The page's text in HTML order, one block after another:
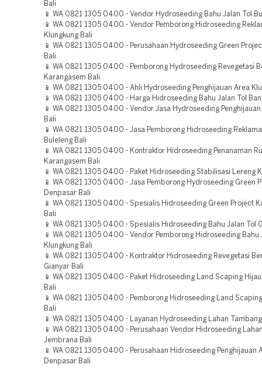
Bali
📱 WA 0821 1305 0400 - Vendor Hydroseeding Bahu Jalan Tol
📱 WA 0821 1305 0400 - Vendor Pemborong Hidroseeding
Klungkung Bali
📱 WA 0821 1305 0400 - Perusahaan Hydroseeding Green
Bali
📱 WA 0821 1305 0400 - Pemborong Hydroseeding Revegetasi
Karangasem Bali
📱 WA 0821 1305 0400 - Ahli Hydroseeding Penghijauan Area
📱 WA 0821 1305 0400 - Harga Hidroseeding Bahu Jalan Tol
📱 WA 0821 1305 0400 - Vendor Jasa Hydroseeding
Bali
📱 WA 0821 1305 0400 - Jasa Pemborong Hidroseeding
Buleleng Bali
📱 WA 0821 1305 0400 - Kontraktor Hidroseeding Penanaman
Karangasem Bali
📱 WA 0821 1305 0400 - Paket Hidroseeding Stabilisasi Lereng
📱 WA 0821 1305 0400 - Jasa Pemborong Hydroseeding Green
Denpasar Bali
📱 WA 0821 1305 0400 - Spesialis Hidroseeding Green Project
Bali
📱 WA 0821 1305 0400 - Spesialis Hidroseeding Bahu Jalan Tol
📱 WA 0821 1305 0400 - Vendor Pemborong Hidroseeding Bahu
Klungkung Bali
📱 WA 0821 1305 0400 - Kontraktor Hidroseeding Revegetasi
Gianyar Bali
📱 WA 0821 1305 0400 - Paket Hidroseeding Land Scaping
Bali
📱 WA 0821 1305 0400 - Pemborong Hidroseeding Land
Bali
📱 WA 0821 1305 0400 - Layanan Hydroseeding Lahan
📱 WA 0821 1305 0400 - Perusahaan Vendor Hidroseeding
Jembrana Bali
📱 WA 0821 1305 0400 - Perusahaan Hidroseeding Penghijauan
Denpasar Bali